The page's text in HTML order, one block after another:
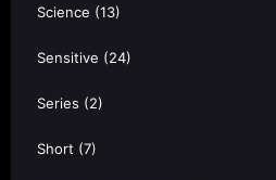
Science (13)
Sensitive (24)
Series (2)
Short (7)